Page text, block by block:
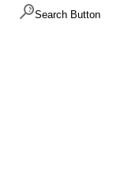
Search Button